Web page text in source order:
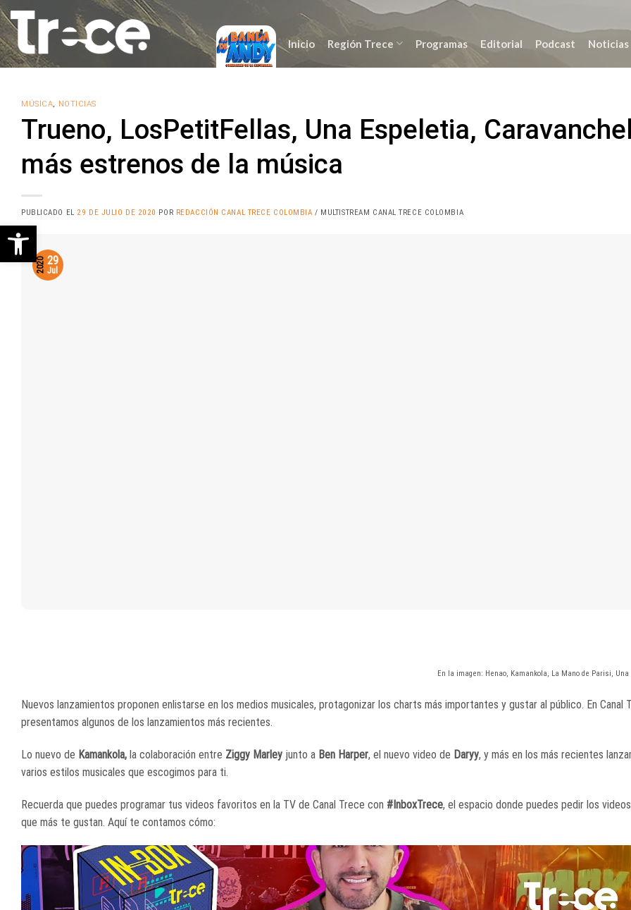
Saltar
al
contenido
Inicio Región Trece Programas Editorial Podcast Noticias
MÚSICA, NOTICIAS
Trueno, LosPetitFellas, Una Espeletia,
más estrenos de la música
PUBLICADO EL 29 DE JULIO DE 2020 POR REDACCIÓN CANAL TRECE COLOMBIA / MULTISTREAM CANAL TRECE COLOMBIA
29
Jul
2020
En la imagen: Henao, Kamankola, La Mano de Parisi,
Nuevos lanzamientos proponen enlistarse en los medios musicales, protagonizar los charts más importantes y gustar al público. En Canal
presentamos algunos de los lanzamientos más recientes.
Lo nuevo de Kamankola, la colaboración entre Ziggy Marley junto a Ben Harper, el nuevo video de Daryy, y más en los más recientes
varios estilos musicales que escogimos para ti.
Recuerda que puedes programar tus videos favoritos en la TV de Canal Trece con #InboxTrece, el espacio donde puedes pedir los
que más te gustan. Aquí te contamos cómo:
Abrir barra de herramientas